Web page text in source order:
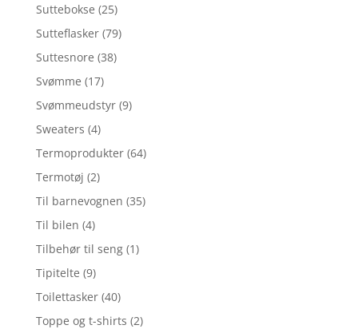
Suttebokse (25)
Sutteflasker (79)
Suttesnore (38)
Svømme (17)
Svømmeudstyr (9)
Sweaters (4)
Termoprodukter (64)
Termotøj (2)
Til barnevognen (35)
Til bilen (4)
Tilbehør til seng (1)
Tipitelte (9)
Toilettasker (40)
Toppe og t-shirts (2)